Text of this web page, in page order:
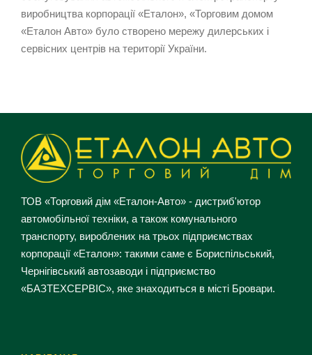
виробництва корпорації «Еталон», «Торговим домом
«Еталон Авто» було створено мережу дилерських і
сервісних центрів на території України.
ТОВ «Торговий дім «Еталон-Авто» - дистриб'ютор
автомобільної техніки, а також комунального
транспорту, вироблених на трьох підприємствах
корпорації «Еталон»: такими саме є Бориспільський,
Чернігівський автозаводи і підприємство
«БАЗТЕХСЕРВІС», яке знаходиться в місті Бровари.